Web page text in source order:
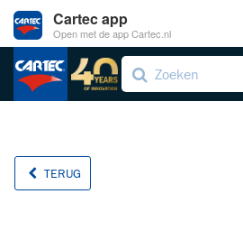
TERUG
Cartec app
Open met de app Cartec.nl